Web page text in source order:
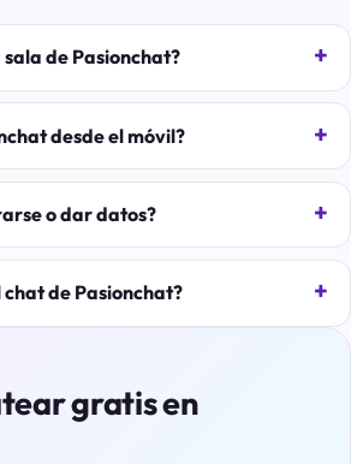
de Pasionchat?
desde el móvil?
o dar datos?
de Pasionchat?
gratis en